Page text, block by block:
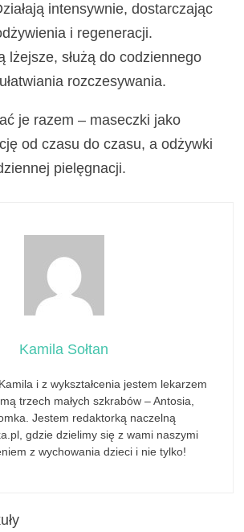
intensywnie, dostarczając
i regeneracji.
lżejsze, służą do codziennego
rozczesywania.
je razem – maseczki jako
od czasu do czasu, a odżywki
pielęgnacji.
Kamila Sołtan
i z wykształcenia jestem lekarzem
trzech małych szkrabów – Antosia,
Jestem redaktorką naczelną
gdzie dzielimy się z wami naszymi
z wychowania dzieci i nie tylko!